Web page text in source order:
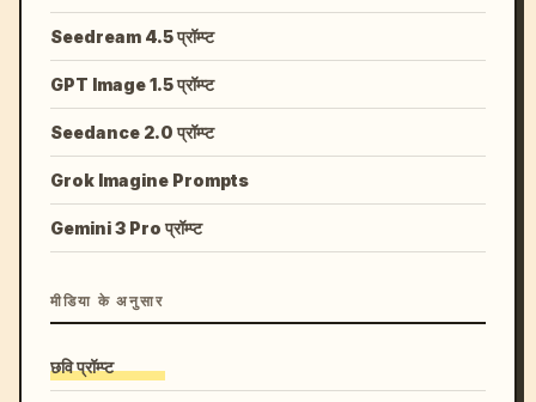
Seedream 4.5 प्रॉम्प्ट
GPT Image 1.5 प्रॉम्प्ट
Seedance 2.0 प्रॉम्प्ट
Grok Imagine Prompts
Gemini 3 Pro प्रॉम्प्ट
मीडिया के अनुसार
छवि प्रॉम्प्ट